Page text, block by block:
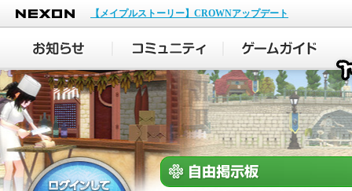
NEXON
【メイプルストーリー】CROWNアップデート